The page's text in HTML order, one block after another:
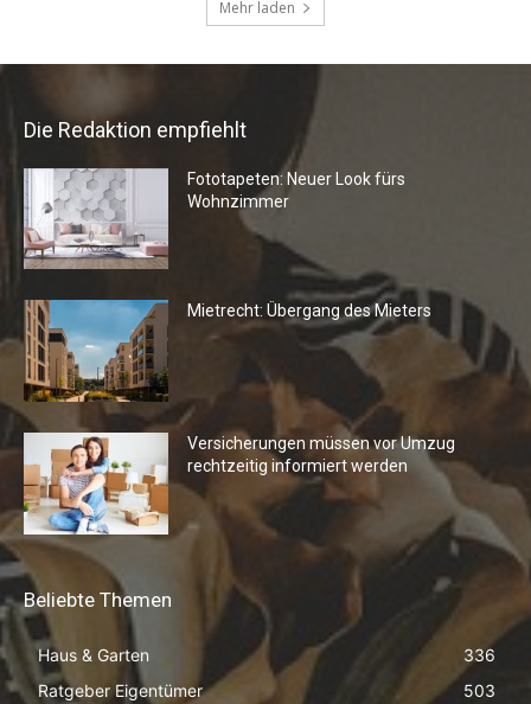
Die Redaktion empfiehlt
Fototapeten: Neuer Look fürs
Wohnzimmer
Mietrecht: Übergang des Mieters
Versicherungen müssen vor Umzug
rechtzeitig informiert werden
Beliebte Themen
Haus & Garten
336
Ratgeber Eigentümer
503